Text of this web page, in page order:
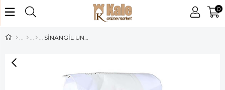
0
SİNANGİL UN 1KG